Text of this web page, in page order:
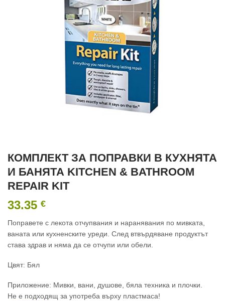
КОМПЛЕКТ ЗА ПОПРАВКИ В КУХНЯТА
И БАНЯТА KITCHEN & BATHROOM
REPAIR KIT
33.35 €
Поправете с лекота отчупвания и наранявания по мивката,
ваната или кухненските уреди. След втвърдяване продуктът
става здрав и няма да се отчупи или обели.
Цвят: Бял
Приложение: Мивки, вани, душове, бяла техника и плочки.
Не е подходящ за употреба върху пластмаса!